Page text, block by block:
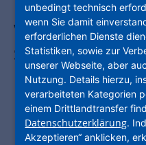
Von Einhausen
Heimstätte |
Kommunen in
unbedingt technisch
wenn Sie damit
erforderlichen Dienste
Statistiken, sowie zur
unserer Webseite, aber
Nutzung. Details hierzu,
verarbeiteten Kategorien
einem Drittlandtransfer
Datenschutzerklärung.
Akzeptieren“ anklicken,